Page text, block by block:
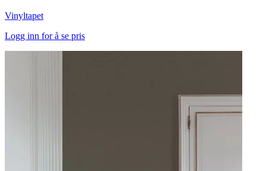
Vinyltapet
Logg inn for å se pris